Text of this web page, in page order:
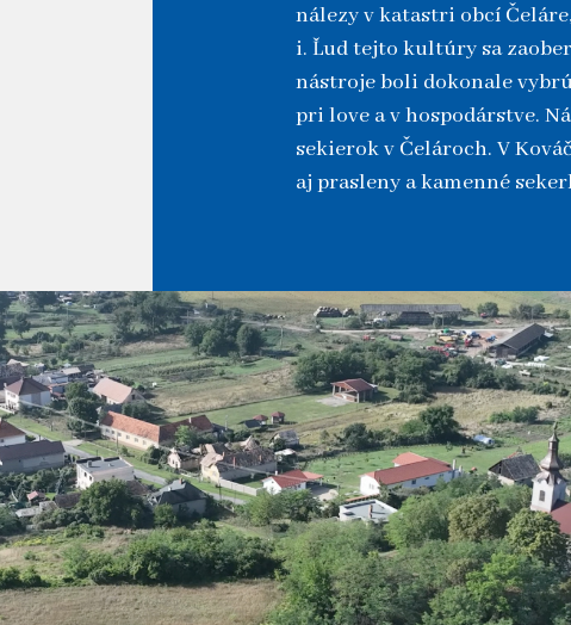
nálezy v katastri obcí
i. Ľud tejto kultúry sa
nástroje boli dokonale
pri love a v hospodárstve.
sekierok v Čelároch. V
aj prasleny a kamenné